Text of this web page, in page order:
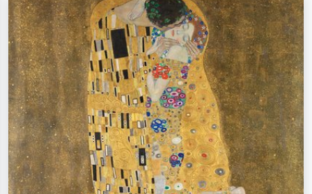
Suchen Sie nach Künstlern, Werktiteln
oder Stilen – z.B. Monet,
Sternennacht, Impressionismus, Welle
Hokusai, Akt.
Beschreiben Sie die Szene – z.B. Grüne
Wiese, Abstrakt mit viel Rot, Dunkles
Ölgemälde, Stehender Akt neben einem
Baum.